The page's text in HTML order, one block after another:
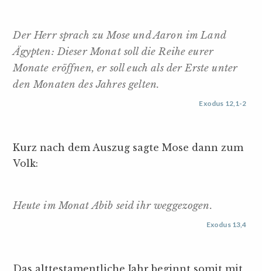
Der Herr sprach zu Mose und Aaron im Land
Ägypten: Dieser Monat soll die Reihe eurer
Monate eröffnen, er soll euch als der Erste unter
den Monaten des Jahres gelten.
Exodus 12,1-2
Kurz nach dem Auszug sagte Mose dann zum
Volk:
Heute im Monat Abib seid ihr weggezogen.
Exodus 13,4